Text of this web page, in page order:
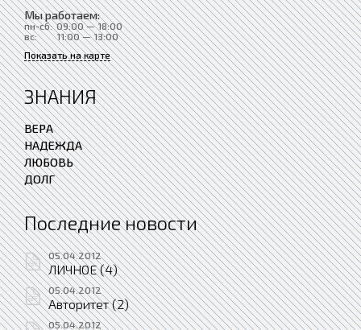
Мы работаем:
пн-сб: 09:00 — 18:00
вс:
11:00 — 13:00
Показать на карте
ЗНАНИЯ
ВЕРА
НАДЕЖДА
ЛЮБОВЬ
ДОЛГ
Последние новости
05.04.2012
ЛИЧНОЕ (4)
05.04.2012
Авторитет (2)
05.04.2012